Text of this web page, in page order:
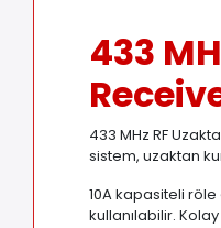
433
433 MHz RF
sistem, uzaktan
10A kapasiteli
kullanılabilir.